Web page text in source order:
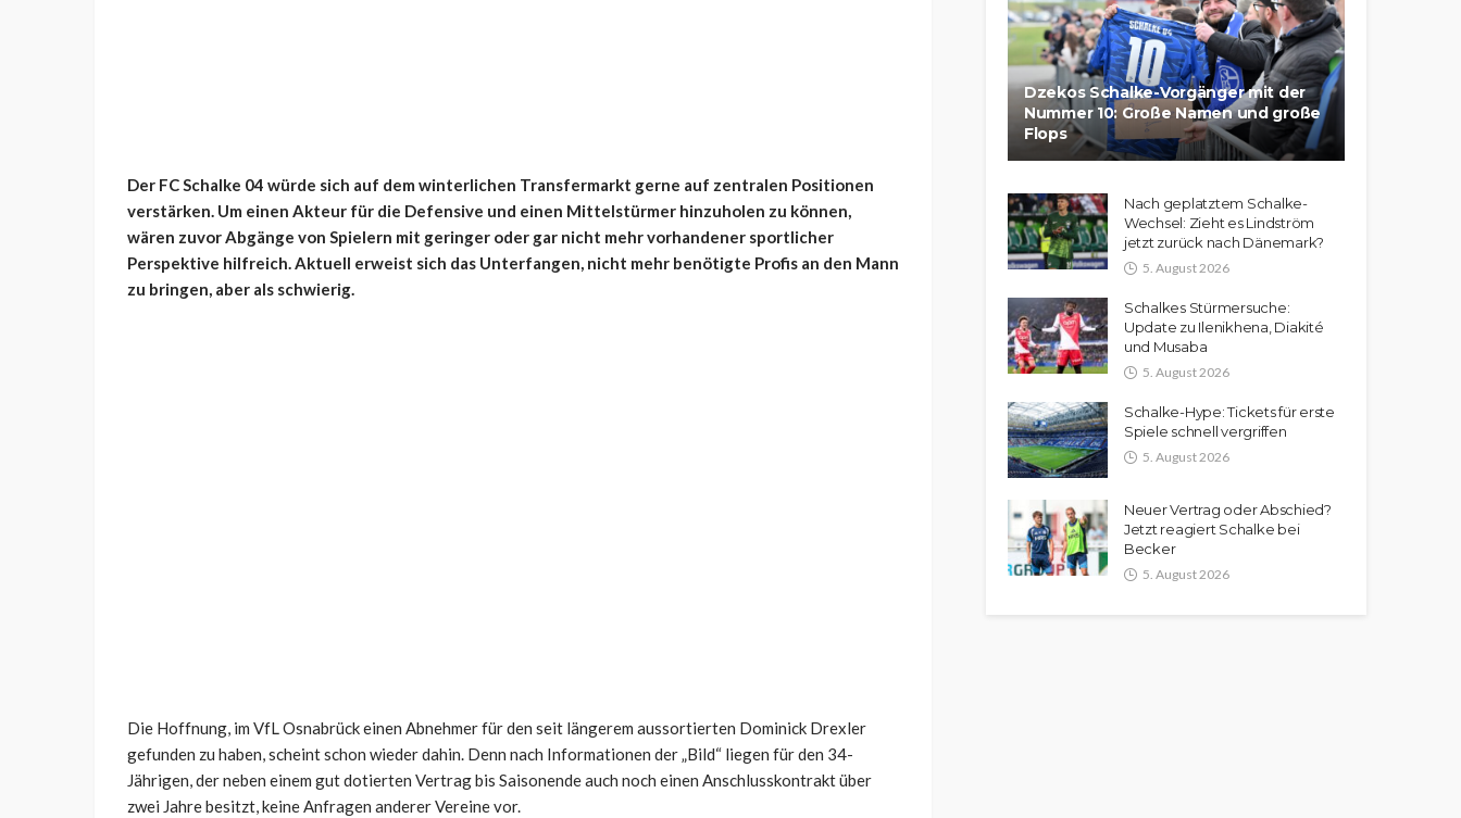
Der FC Schalke 04 würde sich auf dem winterlichen Transfermarkt gerne auf zentralen Positionen
verstärken. Um einen Akteur für die Defensive und einen Mittelstürmer hinzuholen zu können,
wären zuvor Abgänge von Spielern mit geringer oder gar nicht mehr vorhandener sportlicher
Perspektive hilfreich. Aktuell erweist sich das Unterfangen, nicht mehr benötigte Profis an den Mann
zu bringen, aber als schwierig.
Die Hoffnung, im VfL Osnabrück einen Abnehmer für den seit längerem aussortierten Dominick Drexler
gefunden zu haben, scheint schon wieder dahin. Denn nach Informationen der „Bild“ liegen für den 34-
Jährigen, der neben einem gut dotierten Vertrag bis Saisonende auch noch einen Anschlusskontrakt über
zwei Jahre besitzt, keine Anfragen anderer Vereine vor.
Dzekos Schalke-Vorgänger mit der
Nummer 10: Große Namen und große
Flops
Nach geplatztem Schalke-
Wechsel: Zieht es Lindström
jetzt zurück nach Dänemark?
5. August 2026
Schalkes Stürmersuche:
Update zu Ilenikhena, Diakité
und Musaba
5. August 2026
Schalke-Hype: Tickets für erste
Spiele schnell vergriffen
5. August 2026
Neuer Vertrag oder Abschied?
Jetzt reagiert Schalke bei
Becker
5. August 2026